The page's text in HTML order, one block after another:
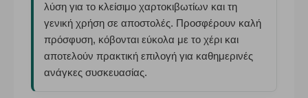
λύση για το κλείσιμο χαρτοκιβωτίων και τη
γενική χρήση σε αποστολές. Προσφέρουν καλή
πρόσφυση, κόβονται εύκολα με το χέρι και
αποτελούν πρακτική επιλογή για καθημερινές
ανάγκες συσκευασίας.